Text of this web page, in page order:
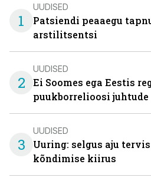
1
UUDISED
Patsiendi peaaegu
arstilitsentsi
2
UUDISED
Ei Soomes ega Eestis
puukborrelioosi
3
UUDISED
Uuring: selgus aju
kõndimise kiirus